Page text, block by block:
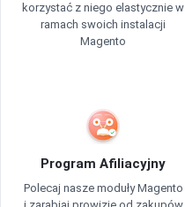
korzystać z niego elastycznie w
ramach swoich instalacji
Magento
Program Afiliacyjny
Polecaj nasze moduły Magento